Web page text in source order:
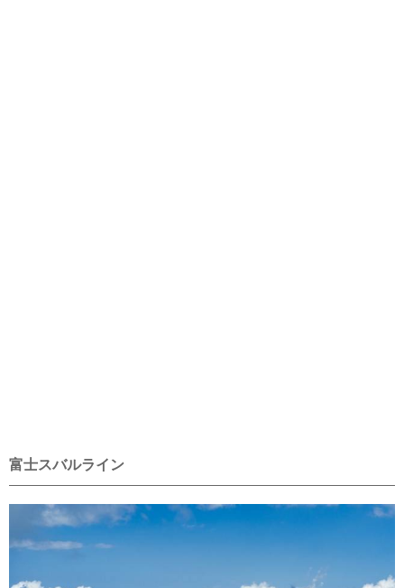
富士スバルライン